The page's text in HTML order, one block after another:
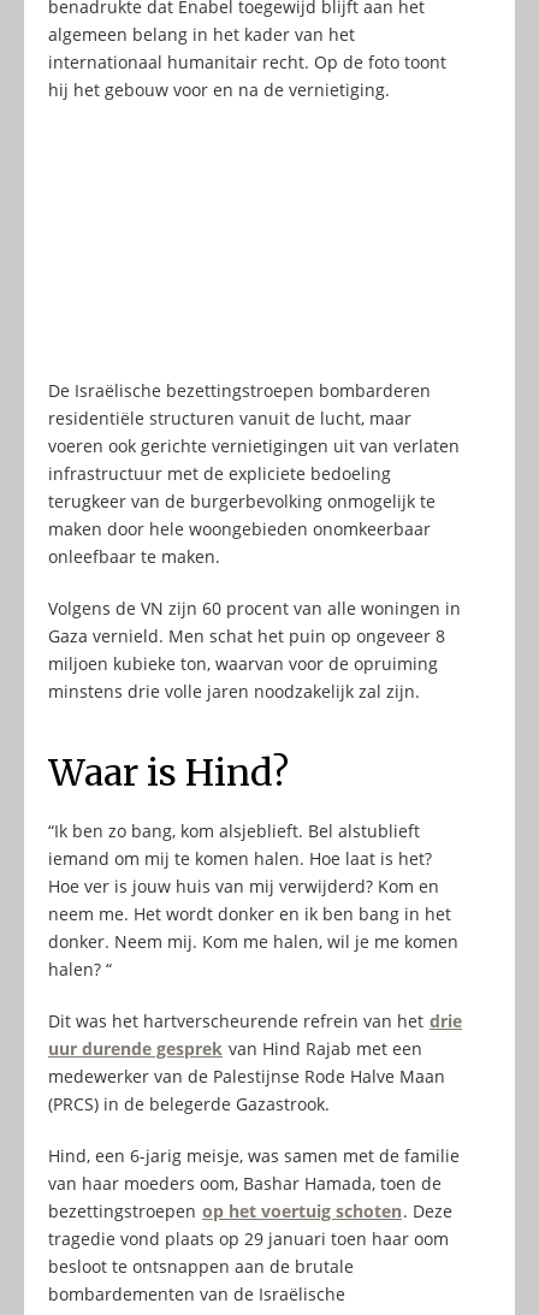
benadrukte dat Enabel toegewijd blijft aan het
algemeen belang in het kader van het
internationaal humanitair recht. Op de foto toont
hij het gebouw voor en na de vernietiging.
De Israëlische bezettingstroepen bombarderen
residentiële structuren vanuit de lucht, maar
voeren ook gerichte vernietigingen uit van verlaten
infrastructuur met de expliciete bedoeling
terugkeer van de burgerbevolking onmogelijk te
maken door hele woongebieden onomkeerbaar
onleefbaar te maken.
Volgens de VN zijn 60 procent van alle woningen in
Gaza vernield. Men schat het puin op ongeveer 8
miljoen kubieke ton, waarvan voor de opruiming
minstens drie volle jaren noodzakelijk zal zijn.
Waar is Hind?
“Ik ben zo bang, kom alsjeblieft. Bel alstublieft
iemand om mij te komen halen. Hoe laat is het?
Hoe ver is jouw huis van mij verwijderd? Kom en
neem me. Het wordt donker en ik ben bang in het
donker. Neem mij. Kom me halen, wil je me komen
halen? “
Dit was het hartverscheurende refrein van het drie
uur durende gesprek van Hind Rajab met een
medewerker van de Palestijnse Rode Halve Maan
(PRCS) in de belegerde Gazastrook.
Hind, een 6-jarig meisje, was samen met de familie
van haar moeders oom, Bashar Hamada, toen de
bezettingstroepen op het voertuig schoten. Deze
tragedie vond plaats op 29 januari toen haar oom
besloot te ontsnappen aan de brutale
bombardementen van de Israëlische